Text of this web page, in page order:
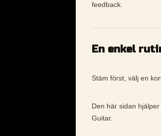
feedback.
En enkel
Stäm först, välj en
Den här sidan
Guitar.